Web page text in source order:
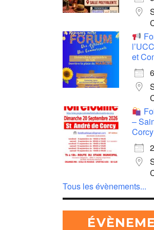
et
–
Corcy
Tous les évènements...